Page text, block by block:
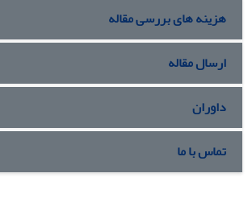
هزینه های بررسی مقاله
ارسال مقاله
داوران
تماس با ما